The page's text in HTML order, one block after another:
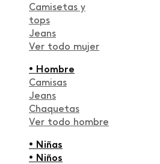
Camisetas y
tops
Jeans
Ver todo mujer
• Hombre
Camisas
Jeans
Chaquetas
Ver todo hombre
• Niñas
• Niños